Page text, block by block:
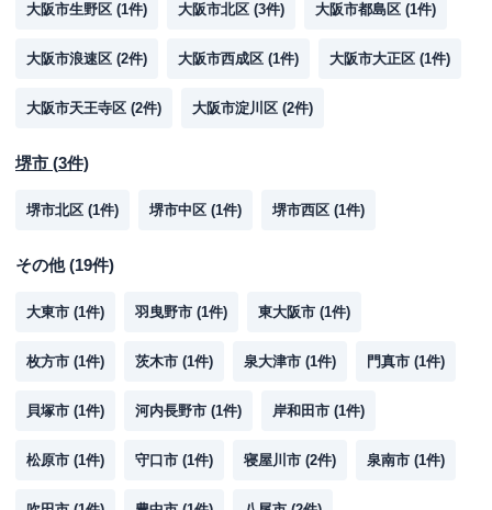
大阪市生野区 (1件) 大阪市北区 (3件) 大阪市都島区 (1件)
大阪市浪速区 (2件) 大阪市西成区 (1件) 大阪市大正区 (1件)
大阪市天王寺区 (2件) 大阪市淀川区 (2件)
堺市 (3件)
堺市北区 (1件) 堺市中区 (1件) 堺市西区 (1件)
その他(19件)
大東市 (1件) 羽曳野市 (1件) 東大阪市 (1件)
枚方市 (1件) 茨木市 (1件) 泉大津市 (1件) 門真市 (1件)
貝塚市 (1件) 河内長野市 (1件) 岸和田市 (1件)
松原市 (1件) 守口市 (1件) 寝屋川市 (2件) 泉南市 (1件)